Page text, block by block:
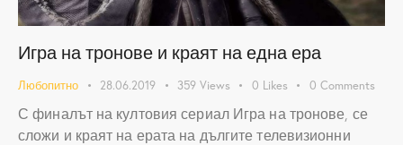
Игра на тронове и краят на една ера
Любопитно 28.06.2019 359 Views 0 Likes 0 Comments
С финалът на култовия сериал Игра на тронове, се
сложи и краят на ерата на дългите телевизионни